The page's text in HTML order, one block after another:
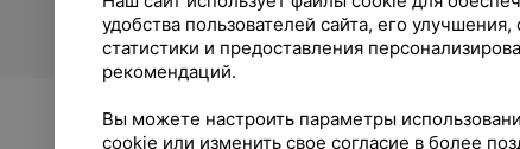
Все цены
удобства пользователей сайта, его улучшения,
статистики и предоставления
рекомендаций.
Вы можете настроить параметры
cookie или изменить свое согласие в более